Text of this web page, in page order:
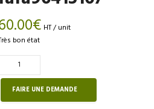
€ HT / unit
bon état
Quantité
3c82232b-
dd81-
FAIRE UNE DEMANDE